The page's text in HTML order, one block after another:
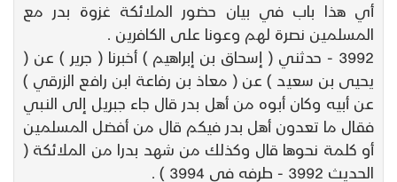
أي هذا باب في بيان حضور الملائكة غزوة بدر مع
المسلمين نصرة لهم وعونا على الكافرين .
3992 - حدثني ( إسحاق بن إبراهيم ) أخبرنا ( جرير ) عن (
يحيى بن سعيد ) عن ( معاذ بن رفاعة ابن رافع الزرقي )
عن أبيه وكان أبوه من أهل بدر قال جاء جبريل إلى النبي
فقال ما تعدون أهل بدر فيكم قال من أفضل المسلمين
أو كلمة نحوها قال وكذلك من شهد بدرا من الملائكة (
الحديث 3992 - طرفه في 3994 ) .